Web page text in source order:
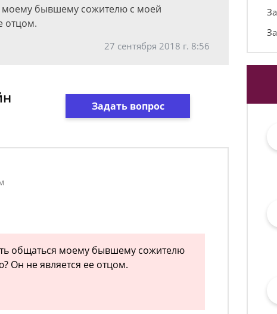
моему бывшему сожителю с моей
отцом.
27 сентября 2018 г. 8:56
Задать вопрос
общаться моему бывшему сожителю
Он не является ее отцом.